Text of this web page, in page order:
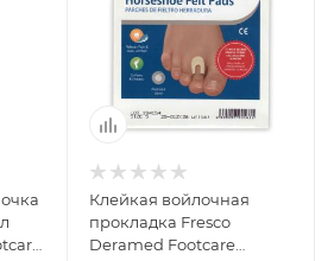
Клейкая войлочная
прокладка Fresco
Deramed Footcare